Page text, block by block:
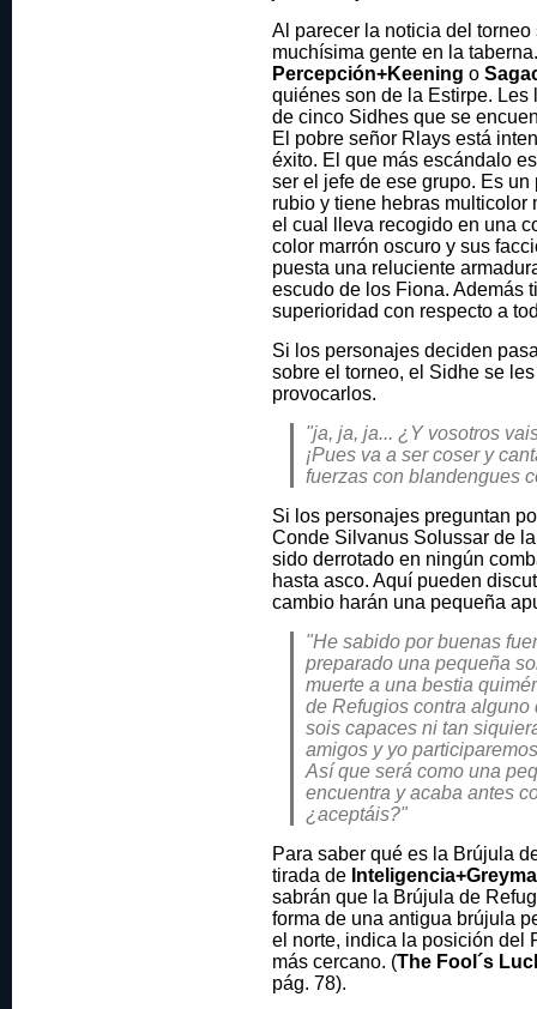
Al parecer la noticia del
muchísima gente en la
Percepción+Keening o
quiénes son de la Estirpe.
de cinco Sidhes que se
El pobre señor Rlays está
éxito. El que más escándalo
ser el jefe de ese grupo. Es
rubio y tiene hebras
el cual lleva recogido en una
color marrón oscuro y sus
puesta una reluciente
escudo de los Fiona. Además
superioridad con respecto a
Si los personajes deciden
sobre el torneo, el Sidhe se
provocarlos.
"ja, ja, ja... ¿Y vosotros
¡Pues va a ser coser y
fuerzas con blandengues
Si los personajes preguntan
Conde Silvanus Solussar de
sido derrotado en ningún
hasta asco. Aquí pueden
cambio harán una pequeña
"He sabido por buenas
preparado una pequeña
muerte a una bestia
de Refugios contra alguno
sois capaces ni tan
amigos y yo
Así que será como una
encuentra y acaba antes
¿aceptáis?"
Para saber qué es la Brújula
tirada de
sabrán que la Brújula de
forma de una antigua brújula
el norte, indica la posición del
más cercano. (The Fool´s
pág. 78).